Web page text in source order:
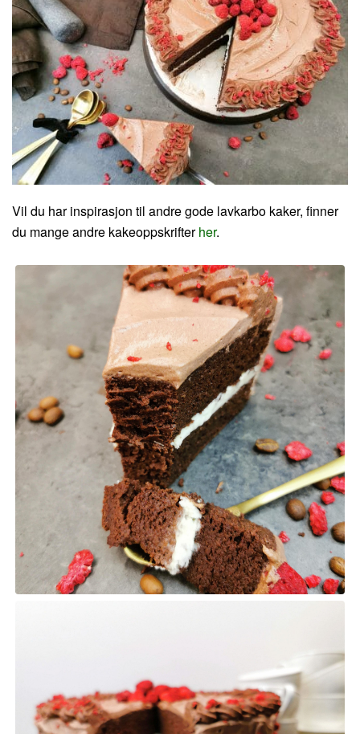
Vil du har inspirasjon til andre gode lavkarbo kaker, finner
du mange andre kakeoppskrifterher.